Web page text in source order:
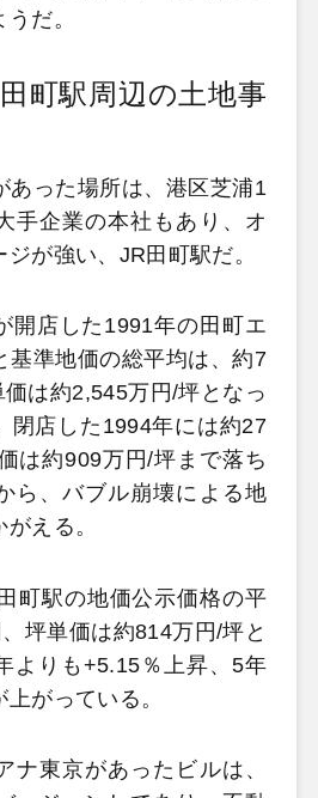
だ。
町駅周辺の土地事
あった場所は、港区芝浦1
手企業の本社もあり、オ
が強い、JR田町駅だ。
開店した1991年の田町エ
基準地価の総平均は、約7
は約2,545万円/坪となっ
閉店した1994年には約27
は約909万円/坪まで落ち
ら、バブル崩壊による地
える。
町駅の地価公示価格の平
坪単価は約814万円/坪と
よりも+5.15％上昇、5年
がっている。
ナ東京があったビルは、